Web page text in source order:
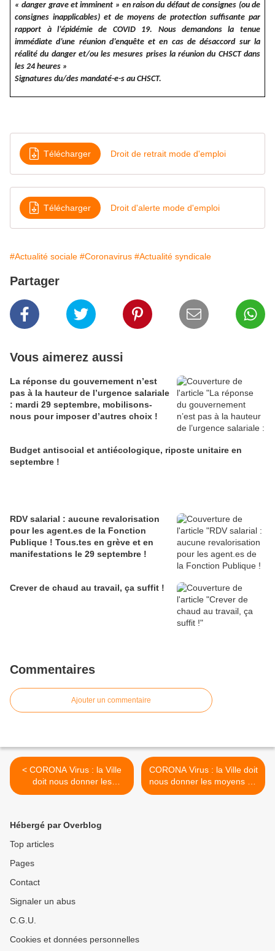
« danger grave et imminent » en raison du défaut de consignes (ou de
consignes inapplicables) et de moyens de protection suffisante par
rapport à l’épidémie de COVID 19. Nous demandons la tenue
immédiate d’une réunion d’enquête et en cas de désaccord sur la
réalité du danger et/ou les mesures prises la réunion du CHSCT dans
les 24 heures »
Signatures du/des mandaté-e-s au CHSCT.
Télécharger Droit de retrait mode d'emploi
Télécharger Droit d'alerte mode d'emploi
#Actualité sociale #Coronavirus #Actualité syndicale
Partager
Vous aimerez aussi
La réponse du gouvernement n’est
pas à la hauteur de l’urgence salariale
: mardi 29 septembre, mobilisons-
nous pour imposer d’autres choix !
Budget antisocial et antiécologique, riposte unitaire en
septembre !
RDV salarial : aucune revalorisation
pour les agent.es de la Fonction
Publique ! Tous.tes en grève et en
manifestations le 29 septembre !
Crever de chaud au travail, ça suffit !
Commentaires
Ajouter un commentaire
< CORONA Virus : la Ville
doit nous donner les
moyens de nous protéger
CORONA Virus : la Ville doit
nous donner les moyens de
nous protéger et de
Hébergé par Overblog
Top articles
Pages
Contact
Signaler un abus
C.G.U.
Cookies et données personnelles